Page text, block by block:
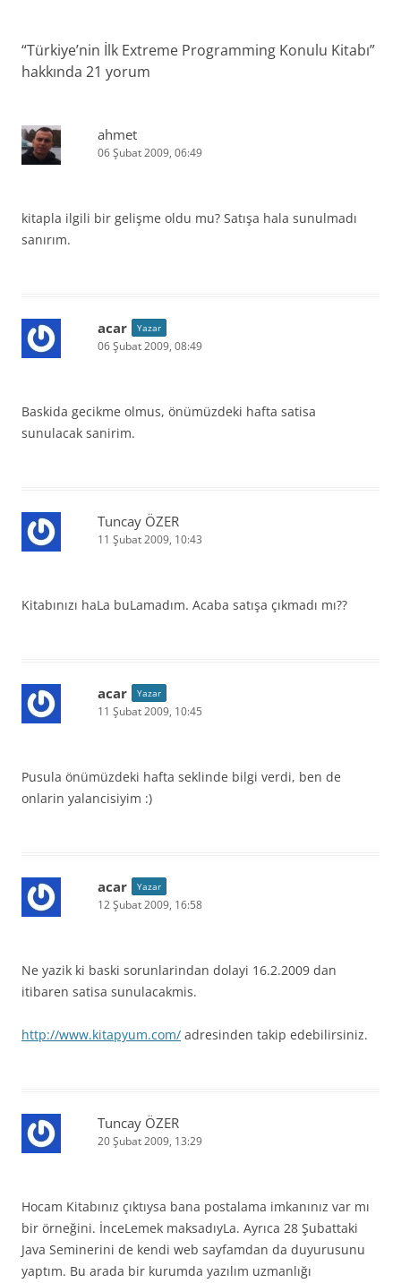
“Türkiye’nin İlk Extreme Programming Konulu Kitabı”
hakkında 21 yorum
ahmet
06 Şubat 2009, 06:49
kitapla ilgili bir gelişme oldu mu? Satışa hala sunulmadı
sanırım.
acar Yazar
06 Şubat 2009, 08:49
Baskida gecikme olmus, önümüzdeki hafta satisa
sunulacak sanirim.
Tuncay ÖZER
11 Şubat 2009, 10:43
Kitabınızı haLa buLamadım. Acaba satışa çıkmadı mı??
acar Yazar
11 Şubat 2009, 10:45
Pusula önümüzdeki hafta seklinde bilgi verdi, ben de
onlarin yalancisiyim :)
acar Yazar
12 Şubat 2009, 16:58
Ne yazik ki baski sorunlarindan dolayi 16.2.2009 dan
itibaren satisa sunulacakmis.
http://www.kitapyum.com/ adresinden takip edebilirsiniz.
Tuncay ÖZER
20 Şubat 2009, 13:29
Hocam Kitabınız çıktıysa bana postalama imkanınız var mı
bir örneğini. İnceLemek maksadıyLa. Ayrıca 28 Şubattaki
Java Seminerini de kendi web sayfamdan da duyurusunu
yaptım. Bu arada bir kurumda yazılım uzmanlığı